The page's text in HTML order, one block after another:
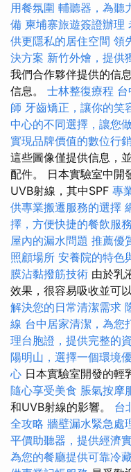
用餐氛圍 輔聽器，為聽
備 柬埔寨旅遊簽證辦理
供更隱私的居住空間 領
決方案 新竹外燴，提供
我們合作夥伴提供的信
信息。 士林整復療程
師 牙齒矯正，讓你的笑
中心的不同選擇，讓您
實現品牌價值的數位行
這些圖像僅提供信息，
配件。 日本實驗室中開
UVB射線，其中SPF 專
供專業搬遷服務的選擇
擇，方便快捷的餐飲服務
屋內的漏水問題 推薦優
照顧場所 安養院的特色
膜沾黏撥筋技術 由於乳
效果，很容易吸收並可
解決您的日常清潔需求
線 台中居家清潔，為您
理台胞證，提供完整的
陽明山，選擇一個環境
心 日本實驗室開發的輕
隨心享受美食 脹氣按摩
和UVB射線的影響。 台
全攻略 牆壁漏水緊急處
平價助聽器，提供經濟
為您的餐廳提供可靠冷